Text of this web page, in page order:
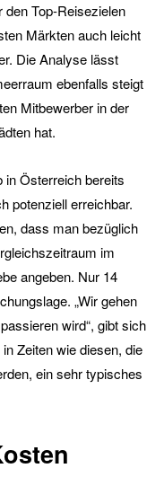
den Top-Reisezielen
Märkten auch leicht
Die Analyse lässt
ebenfalls steigt
Mitbewerber in der
hat.
in Österreich bereits
potenziell erreichbar.
dass man bezüglich
im
angeben. Nur 14
„Wir gehen
wird“, gibt sich
Zeiten wie diesen, die
ein sehr typisches